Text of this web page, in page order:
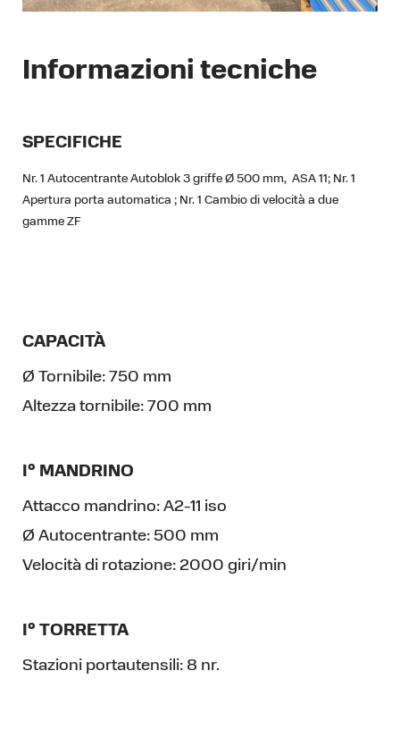
Informazioni tecniche
SPECIFICHE
Nr. 1 Autocentrante Autoblok 3 griffe Ø 500 mm, ASA 11; Nr. 1
Apertura porta automatica ; Nr. 1 Cambio di velocità a due
gamme ZF
CAPACITÀ
Ø Tornibile: 750 mm
Altezza tornibile: 700 mm
I° MANDRINO
Attacco mandrino: A2-11 iso
Ø Autocentrante: 500 mm
Velocità di rotazione: 2000 giri/min
I° TORRETTA
Stazioni portautensili: 8 nr.